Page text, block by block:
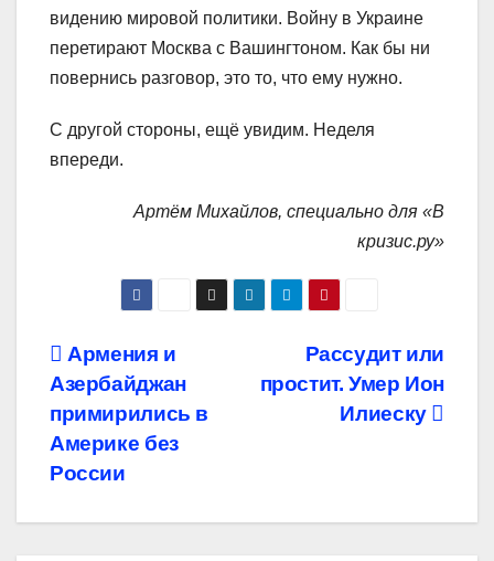
видению мировой политики. Войну в Украине
перетирают Москва с Вашингтоном. Как бы ни
повернись разговор, это то, что ему нужно.
С другой стороны, ещё увидим. Неделя
впереди.
Артём Михайлов, специально для «В
кризис.ру»
Навигация
по
записям
Рассудит или
простит. Умер Ион
Илиеску
Армения и
Азербайджан
примирились в
Америке без
России